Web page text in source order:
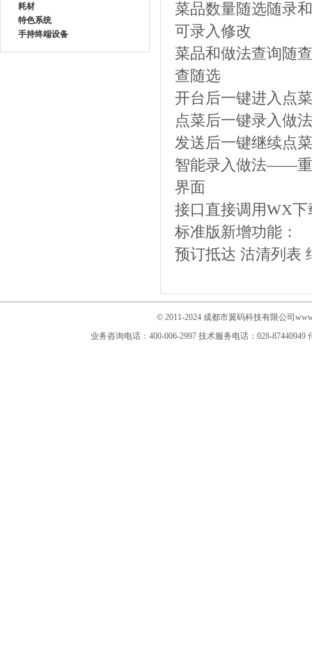
耗材
特色系统
手持终端设备
菜品数量随选随录
可录入修改
菜品和做法查询随
查随选
开台后一键进入点
点菜后一键录入做
发送后一键继续点
智能录入做法——重
界面
接口直接调用WX
标准版新增功能：
预订抵达 沽清列表
© 2011-2024 成都市翼码科技有限公司
业务咨询电话：400-006-2997 技术服务电话：028-87440949